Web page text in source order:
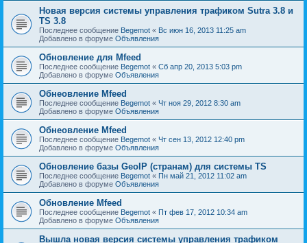
Новая версия системы управления трафиком Sutra 3.8 и
TS 3.8
Последнее сообщение Begemot « Вс июн 16, 2013 11:25 am
Добавлено в форуме Объявления
Обновление для Mfeed
Последнее сообщение Begemot « Сб апр 20, 2013 5:03 pm
Добавлено в форуме Объявления
Обнеовление Mfeed
Последнее сообщение Begemot « Чт ноя 29, 2012 8:30 am
Добавлено в форуме Объявления
Обнеовление Mfeed
Последнее сообщение Begemot « Чт сен 13, 2012 12:40 pm
Добавлено в форуме Объявления
Обновление базы GeoIP (странам) для системы TS
Последнее сообщение Begemot « Пн май 21, 2012 11:02 am
Добавлено в форуме Объявления
Обновление Mfeed
Последнее сообщение Begemot « Пт фев 17, 2012 10:34 am
Добавлено в форуме Объявления
Вышла новая версия системы управления трафиком